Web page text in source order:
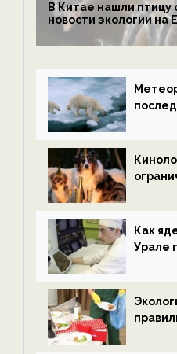
В Китае нашли птицу
новости экологии на
Как
Урале